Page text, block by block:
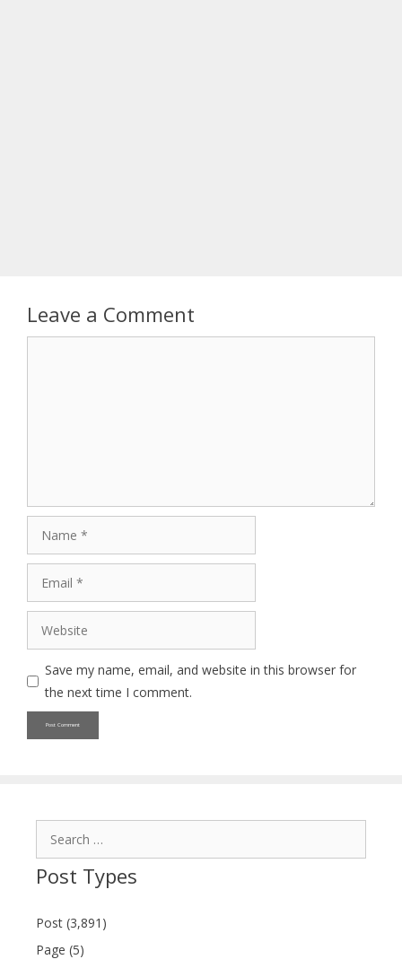
Leave a Comment
Website
Save my name, email, and website in this browser for
the next time I comment.
Post Types
Post (3,891)
Page (5)